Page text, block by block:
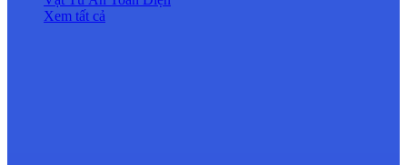
Xem tất cả